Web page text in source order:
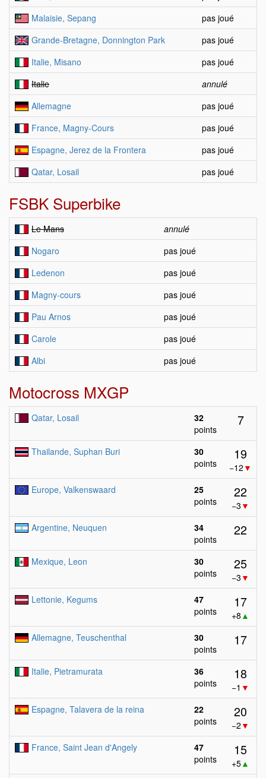
Malaisie, Sepang
pas joué
Grande-Bretagne, Donnington Park
pas joué
Italie, Misano
pas joué
Italie
annulé
Allemagne
pas joué
France, Magny-Cours
pas joué
Espagne, Jerez de la Frontera
pas joué
Qatar, Losail
pas joué
FSBK Superbike
Le Mans
annulé
Nogaro
pas joué
Ledenon
pas joué
Magny-cours
pas joué
Pau Arnos
pas joué
Carole
pas joué
Albi
pas joué
Motocross MXGP
Qatar, Losail
32
points
7
Thailande, Suphan Buri
30
points
19
−12 ▼
Europe, Valkenswaard
25
points
22
−3 ▼
Argentine, Neuquen
34
points
22
Mexique, Leon
30
points
25
−3 ▼
Lettonie, Kegums
47
points
17
+8 ▲
Allemagne, Teuschenthal
30
points
17
Italie, Pietramurata
36
points
18
−1 ▼
Espagne, Talavera de la reina
22
points
20
−2 ▼
France, Saint Jean d'Angely
47
points
15
+5▲